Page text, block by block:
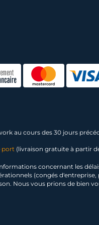
au cours des 30 jours
port (livraison gratuite à partir
concernant les
(congés
Nous vous prions de bien